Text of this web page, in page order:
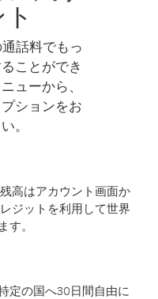
話料でもっ
ことができ
ューから、
ションをお
。
高はアカウント画面か
ジットを利用して世界
す。
定の国へ30日間自由に